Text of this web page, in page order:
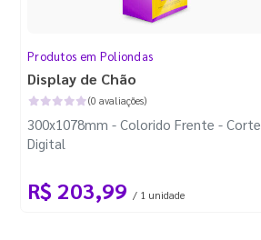
Produtos em Poliondas
Display de Chão
(0 avaliações)
300x1078mm - Colorido Frente - Corte
Digital
R$ 203,99 / 1 unidade